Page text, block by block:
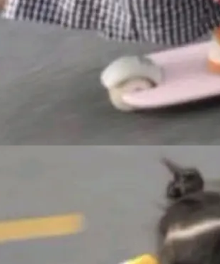
花了九年时间搭建的平台
。这基本上是我十年秘密
只通过这个存储库协调——
识协议。每个对象自带一
天然按分片构建，单个数据
问题在设计层面就被消除
眠到几乎不占资源。当 cel
主从 S3 恢复 SQLite 数据
持久化的唯一真相...
不好过啊，新机速度明显
了许多。新机参数规格除开
星Galaxy Z Fold8 Ultra / Z
其余要么是中低端机器，
Note 17、REDMI No
，要么是vivo X300 E这
Z Fold8 Ultra / Z Fold8 /
均在7月22日发布，且全
for Galaxy，它们本该
了新项目——DeltaDB，一
记录每一次编辑操作的版
Early Access 阶段。 De
写在 landing page 最显
is made between com
之间写出来的。git
退到任何一次编辑：Delt
的每一次操作，...
开支达 183 亿美元
Tunguz 博客（VC 分
第二季度业绩报告，Spac
四成。 与亚马逊、Alpha
传统科技巨头相比，Spa
尤为引人瞩目。然而，支
编程 agent；Muse Spark
的新模型。一句话概括：
dev.meta.ai/install.
，用知识图谱校